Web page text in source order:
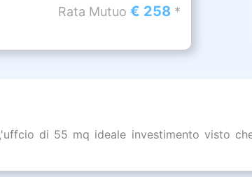
Rata Mutuo € 258 *
di 55 mq ideale investimento visto